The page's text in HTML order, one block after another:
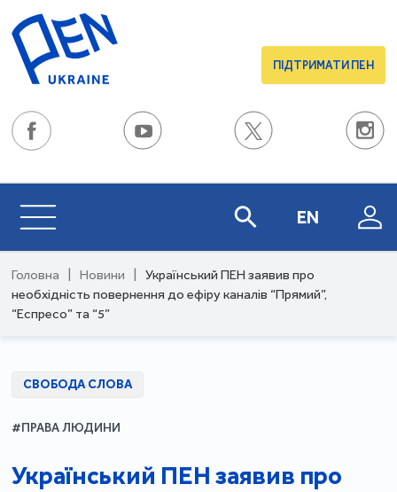
ПІДТРИМАТИ ПЕН
EN
Головна Новини
Український ПЕН заявив про
необхідність повернення до ефіру каналів “Прямий”,
“Еспресо” та “5”
СВОБОДА СЛОВА
#ПРАВА ЛЮДИНИ
Український ПЕН заявив про